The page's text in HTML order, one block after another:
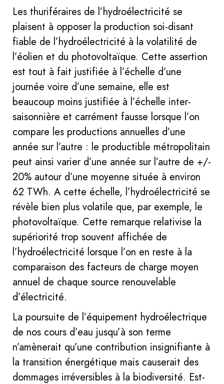
Les thuriféraires de l’hydroélectricité se
plaisent à opposer la production soi-disant
fiable de l’hydroélectricité à la volatilité de
l’éolien et du photovoltaïque. Cette assertion
est tout à fait justifiée à l’échelle d’une
journée voire d’une semaine, elle est
beaucoup moins justifiée à l’échelle inter-
saisonnière et carrément fausse lorsque l’on
compare les productions annuelles d’une
année sur l’autre : le productible métropolitain
peut ainsi varier d’une année sur l’autre de +/-
20% autour d’une moyenne située à environ
62 TWh. A cette échelle, l’hydroélectricité se
révèle bien plus volatile que, par exemple, le
photovoltaïque. Cette remarque relativise la
supériorité trop souvent affichée de
l’hydroélectricité lorsque l’on en reste à la
comparaison des facteurs de charge moyen
annuel de chaque source renouvelable
d’électricité.
La poursuite de l’équipement hydroélectrique
de nos cours d’eau jusqu’à son terme
n’amènerait qu’une contribution insignifiante à
la transition énergétique mais causerait des
dommages irréversibles à la biodiversité. Est-